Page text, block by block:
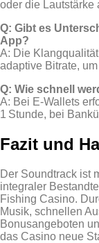
oder die Lautstärke
Q: Gibt es
App?
A: Die
adaptive Bitrate,
Q: Wie schnell
A: Bei E‑Wallets
1 Stunde, bei
Fazit und
Der Soundtrack ist
integraler
Fishing Casino.
Musik, schnellen
Bonusangeboten
das Casino neue